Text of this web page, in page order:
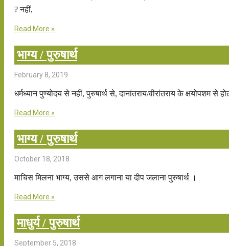
? नहीं,
Read More »
भाग्य / पुरुषार्थ
February 8, 2019
धर्मध्यान पुण्योदय से नहीं, पुरुषार्थ से, दानांतराय/वीरांतराय के क्षयोपशम से
Read More »
भाग्य / पुरुषार्थ
October 18, 2018
माचिस मिलना भाग्य, उससे आग लगाना या दीप जलाना पुरुषार्थ ।
Read More »
माधुर्य / पुरुषार्थ
September 5, 2018